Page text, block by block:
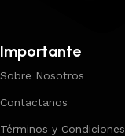
Importante
Sobre Nosotros
Contactanos
Términos y Condiciones